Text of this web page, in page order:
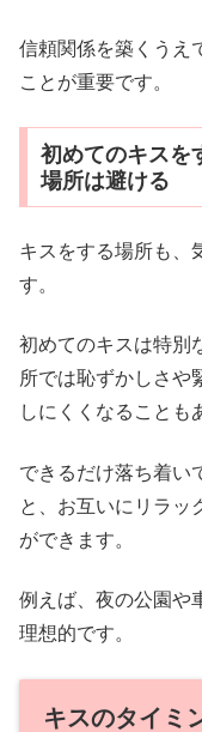
信頼関係を築くうえ
ことが重要です。
初めてのキスを
場所は避ける
キスをする場所も、
す。
初めてのキスは特別
所では恥ずかしさや
しにくくなることも
できるだけ落ち着い
と、お互いにリラッ
ができます。
例えば、夜の公園や
理想的です。
キスのタイミ